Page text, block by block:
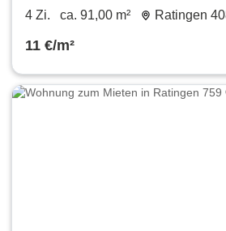
m²
4 Zi. ca. 91,00 m² Ratingen
11 €/m²